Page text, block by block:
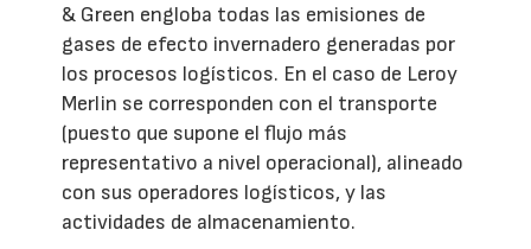
& Green engloba todas las emisiones de
gases de efecto invernadero generadas por
los procesos logísticos. En el caso de Leroy
Merlin se corresponden con el transporte
(puesto que supone el flujo más
representativo a nivel operacional), alineado
con sus operadores logísticos, y las
actividades de almacenamiento.